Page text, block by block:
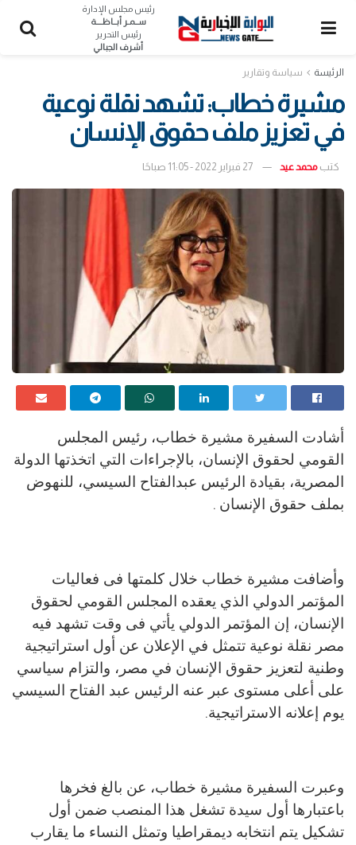
رئيس مجلس الإدارة
ســمـر أبــاظــــة
رئيس التحرير
أشرف الجبالي
الرئيسة سياسة وتقارير
مشيرة خطاب: تشهد نقلة نوعية
في تعزيز ملف حقوق الإنسان
كتب محمد عيد 27 فبراير 2022 - 11:05 صباحًا
أشادت السفيرة مشيرة خطاب، رئيس المجلس
القومي لحقوق الإنسان، بالإجراءات التي اتخذتها الدولة
المصرية، بقيادة الرئيس عبدالفتاح السيسي، للنهوض
بملف حقوق الإنسان .
وأضافت مشيرة خطاب خلال كلمتها فى فعاليات
المؤتمر الدولي الذي يعقده المجلس القومي لحقوق
الإنسان، إن المؤتمر الدولي يأتي فى وقت تشهد فيه
مصر نقلة نوعية تتمثل في الإعلان عن أول استراتيجية
وطنية لتعزيز حقوق الإنسان في مصر، والتزام سياسي
على أعلى مستوى عبر عنه الرئيس عبد الفتاح السيسي
يوم إعلانه الاستراتيجية.
وعبرت السفيرة مشيرة خطاب، عن بالغ فخرها
باعتبارها أول سيدة تشغل هذا المنصب ضمن أول
تشكيل يتم انتخابه ديمقراطيا وتمثل النساء ما يقارب